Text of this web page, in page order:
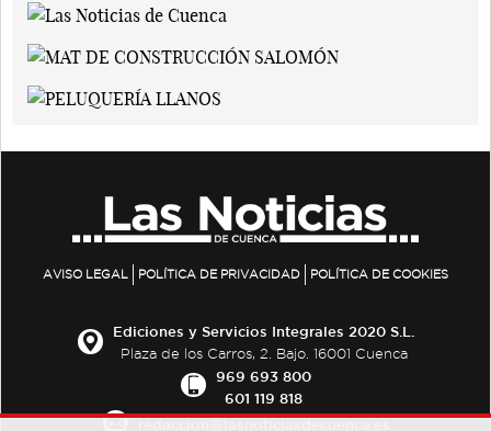
AVISO LEGAL POLÍTICA DE PRIVACIDAD POLÍTICA DE COOKIES
Ediciones y Servicios Integrales 2020 S.L.
Plaza de los Carros, 2. Bajo. 16001 Cuenca
969 693 800
601 119 818